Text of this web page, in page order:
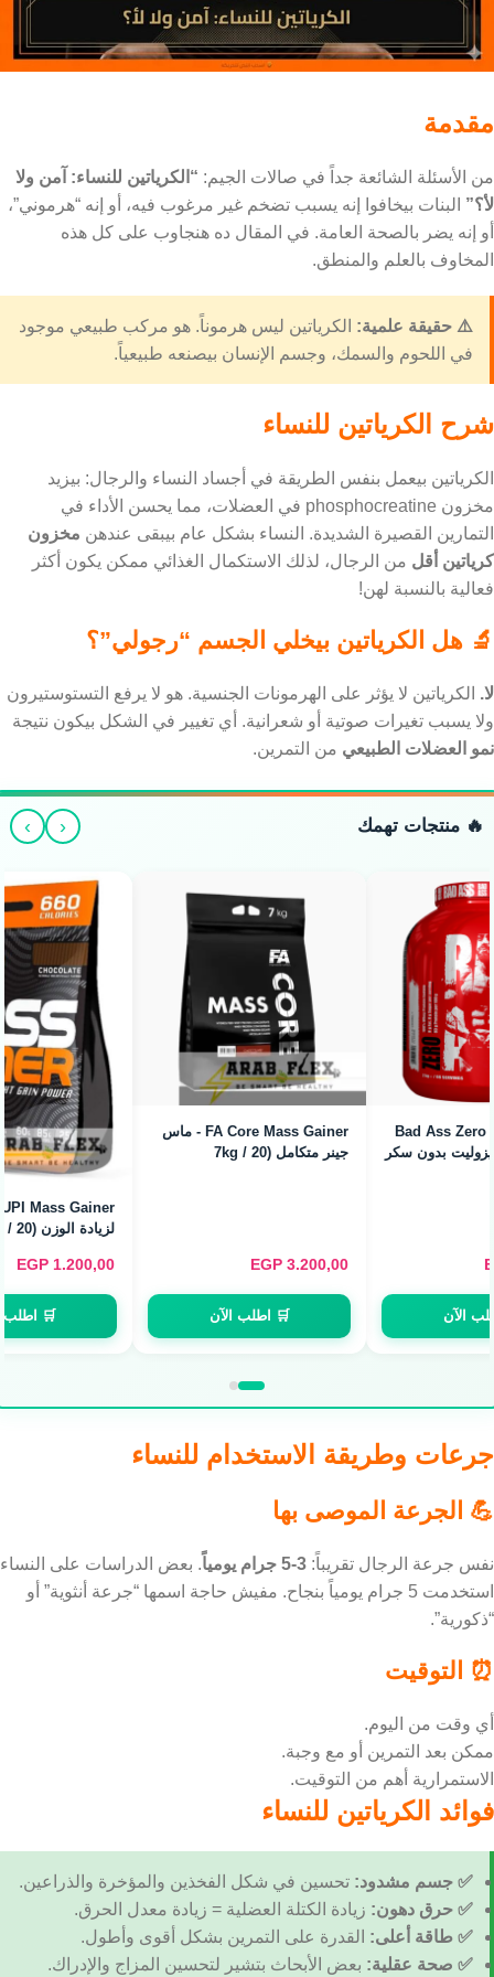
مقدمة
من الأسئلة الشائعة جداً في صالات الجيم: “الكرياتين للنساء: آمن ولا
لأ؟” البنات بيخافوا إنه يسبب تضخم غير مرغوب فيه، أو إنه “هرموني”،
أو إنه يضر بالصحة العامة. في المقال ده هنجاوب على كل هذه
المخاوف بالعلم والمنطق.
⚠️ حقيقة علمية: الكرياتين ليس هرموناً. هو مركب طبيعي موجود
في اللحوم والسمك، وجسم الإنسان بيصنعه طبيعياً.
شرح الكرياتين للنساء
الكرياتين بيعمل بنفس الطريقة في أجساد النساء والرجال: بيزيد
مخزون phosphocreatine في العضلات، مما يحسن الأداء في
التمارين القصيرة الشديدة. النساء بشكل عام بيبقى عندهن مخزون
كرياتين أقل من الرجال، لذلك الاستكمال الغذائي ممكن يكون أكثر
فعالية بالنسبة لهن!
🔬 هل الكرياتين بيخلي الجسم “رجولي”؟
لا. الكرياتين لا يؤثر على الهرمونات الجنسية. هو لا يرفع التستوستيرون
ولا يسبب تغيرات صوتية أو شعرانية. أي تغيير في الشكل بيكون نتيجة
نمو العضلات الطبيعي من التمرين.
🔥 منتجات تهمك ‹
›
Ahmed Ali Creatine
Monohydrate - كرياتين
مونوهيدرات (150g / 30
جرعات وطريقة الاستخدام للنساء
💪 الجرعة الموصى بها
نفس جرعة الرجال تقريباً: 3-5 جرام يومياً
. بعض الدراسات على النساء
استخدمت 5 جرام يومياً بنجاح. مفيش حاجة اسمها “جرعة أنثوية” أو
“ذكورية”.
⏰ التوقيت
أي وقت من اليوم.
ممكن بعد التمرين أو مع وجبة.
الاستمرارية أهم من التوقيت.
فوائد الكرياتين للنساء
✅ جسم مشدود: تحسين في شكل الفخذين والمؤخرة والذراعين.
✅ حرق دهون: زيادة الكتلة العضلية = زيادة معدل الحرق.
✅ طاقة أعلى: القدرة على التمرين بشكل أقوى وأطول.
✅ صحة عقلية: بعض الأبحاث بتشير لتحسين المزاج والإدراك.